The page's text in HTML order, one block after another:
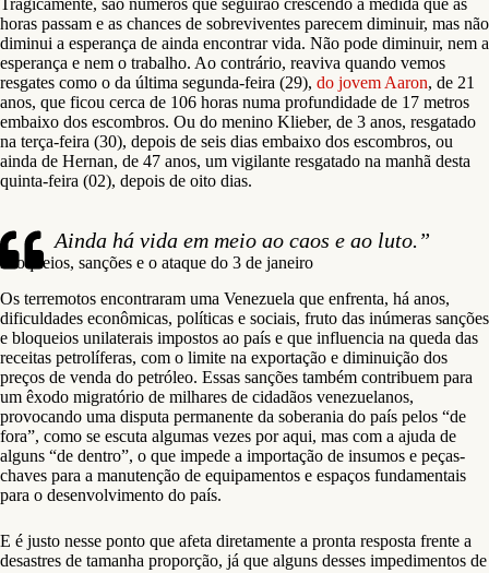
Tragicamente, são números que seguirão crescendo à medida que as
horas passam e as chances de sobreviventes parecem diminuir, mas não
diminui a esperança de ainda encontrar vida. Não pode diminuir, nem a
esperança e nem o trabalho. Ao contrário, reaviva quando vemos
resgates como o da última segunda-feira (29), do jovem Aaron, de 21
anos, que ficou cerca de 106 horas numa profundidade de 17 metros
embaixo dos escombros. Ou do menino Klieber, de 3 anos, resgatado
na terça-feira (30), depois de seis dias embaixo dos escombros, ou
ainda de Hernan, de 47 anos, um vigilante resgatado na manhã desta
quinta-feira (02), depois de oito dias.
Ainda há vida em meio ao caos e ao luto.”
Bloqueios, sanções e o ataque do 3 de janeiro
Os terremotos encontraram uma Venezuela que enfrenta, há anos,
dificuldades econômicas, políticas e sociais, fruto das inúmeras sanções
e bloqueios unilaterais impostos ao país e que influencia na queda das
receitas petrolíferas, com o limite na exportação e diminuição dos
preços de venda do petróleo. Essas sanções também contribuem para
um êxodo migratório de milhares de cidadãos venezuelanos,
provocando uma disputa permanente da soberania do país pelos “de
fora”, como se escuta algumas vezes por aqui, mas com a ajuda de
alguns “de dentro”, o que impede a importação de insumos e peças-
chaves para a manutenção de equipamentos e espaços fundamentais
para o desenvolvimento do país.
E é justo nesse ponto que afeta diretamente a pronta resposta frente a
desastres de tamanha proporção, já que alguns desses impedimentos de